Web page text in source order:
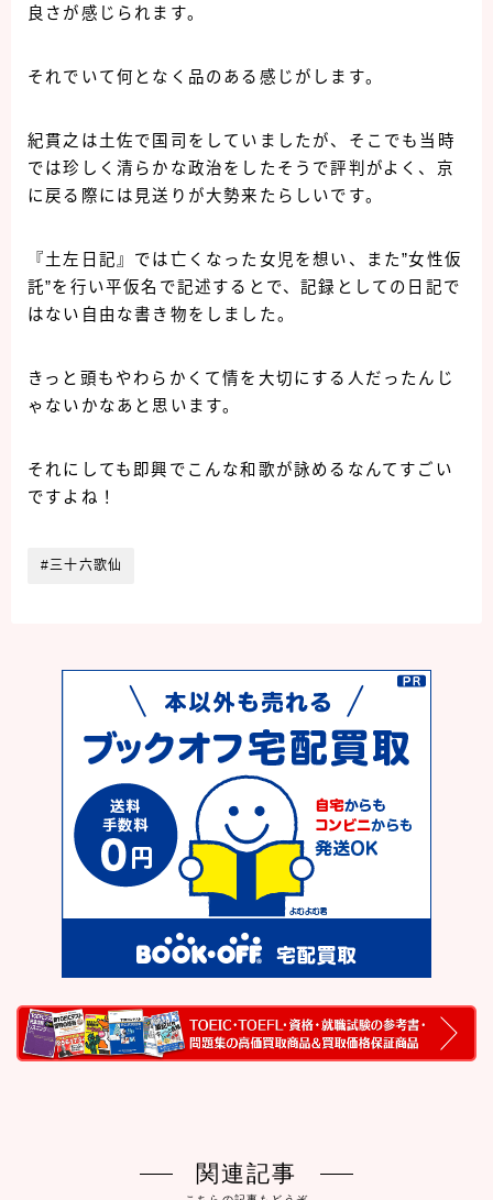
良さが感じられます。
それでいて何となく品のある感じがします。
紀貫之は土佐で国司をしていましたが、そこでも当時
では珍しく清らかな政治をしたそうで評判がよく、京
に戻る際には見送りが大勢来たらしいです。
『土左日記』では亡くなった女児を想い、また”女性仮
託”を行い平仮名で記述するとで、記録としての日記で
はない自由な書き物をしました。
きっと頭もやわらかくて情を大切にする人だったんじ
ゃないかなあと思います。
それにしても即興でこんな和歌が詠めるなんてすごい
ですよね！
#三十六歌仙
関連記事